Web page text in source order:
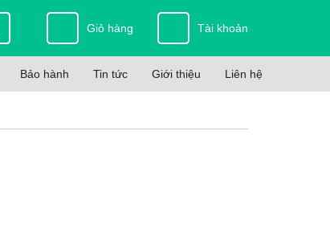
Giỏ hàng Tài khoản
Bảo hành Tin tức Giới thiệu Liên hệ